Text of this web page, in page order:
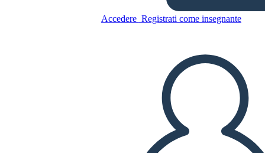
Accedere Registrati come insegnante
Copia questo Storyboard
CREARE UNO STORYBOARD
RIPRODURRE LA PRESENTAZIONE
LEGGIMI